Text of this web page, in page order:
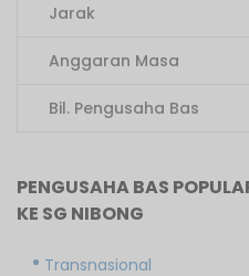
Jarak
Anggaran Masa
Bil. Pengusaha Bas
PENGUSAHA BAS
KE SG NIBONG
Transnasional